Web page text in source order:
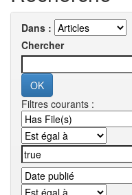
Dans :
Chercher
Filtres courants :